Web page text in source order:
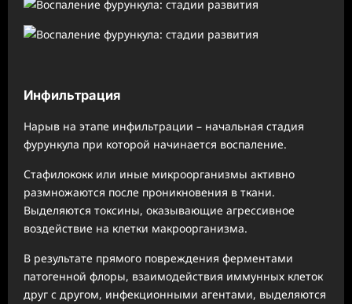
Инфильтрация
Нарыв на этапе инфильтрации – начальная стадия
фурункула при которой начинается воспаление.
Стафилококк или иные микроорганизмы активно
размножаются после проникновения в ткани.
Выделяются токсины, оказывающие агрессивное
воздействие на клетки макроорганизма.
В результате прямого повреждения ферментами
патогенной флоры, взаимодействия иммунных клеток
друг с другом, инфекционными агентами, выделяются